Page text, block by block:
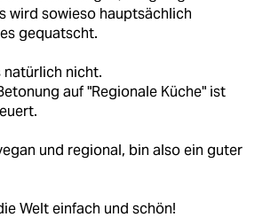
wird sowieso hauptsächlich
gequatscht.
nicht.
auf "Regionale Küche" ist
und regional, bin also ein guter
Welt einfach und schön!